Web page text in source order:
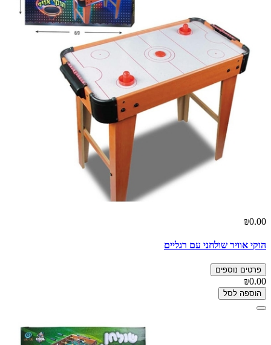
₪0.00
הוקי אוויר שולחני עם רגליים
פרטים נוספים
₪0.00
הוספה לסל